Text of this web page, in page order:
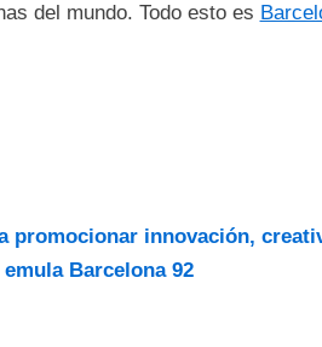
del mundo. Todo esto es
promocionar innovación,
Barcelona 92